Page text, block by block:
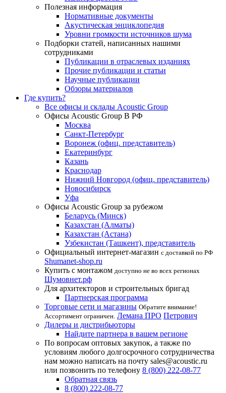
Полезная информация
Нормативные документы
Акустическая энциклопедия
Уровни громкости источников шума
Подборки статей, написанных нашими
сотрудниками
Публикации в отраслевых изданиях
Прочие публикации и статьи
Научные публикации
Обзоры материалов
Где купить?
Все офисы и склады Acoustic Group
Офисы Acoustic Group В РФ
Москва
Санкт-Петербург
Воронеж (офиц. представитель)
Екатеринбург
Казань
Краснодар
Нижний Новгород (офиц. представитель)
Новосибирск
Уфа
Офисы Acoustic Group за рубежом
Беларусь (Минск)
Казахстан (Алматы)
Казахстан (Астана)
Узбекистан (Ташкент), представитель
Официальный интернет-магазин с доставкой по РФ
Shumanet-shop.ru
Купить с монтажом доступно не во всех регионах
Шумовнет.рф
Для архитекторов и строительных бригад
Партнерская программа
Торговые сети и магазины Обратите внимание!
Ассортимент ограничен. Лемана ПРО Петрович
Дилеры и дистрибьюторы
Найдите партнера в вашем регионе
По вопросам оптовых закупок, а также по
условиям любого долгосрочного сотрудничества
нам можно написать на почту sales@acoustic.ru
или позвонить по телефону 8 (800) 222-08-77
Обратная связь
8 (800) 222-08-77